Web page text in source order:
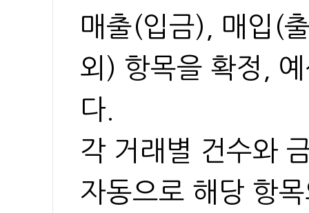
매출(입금), 매입(
외) 항목을 확정,
다.
각 거래별 건수와
자동으로 해당 항